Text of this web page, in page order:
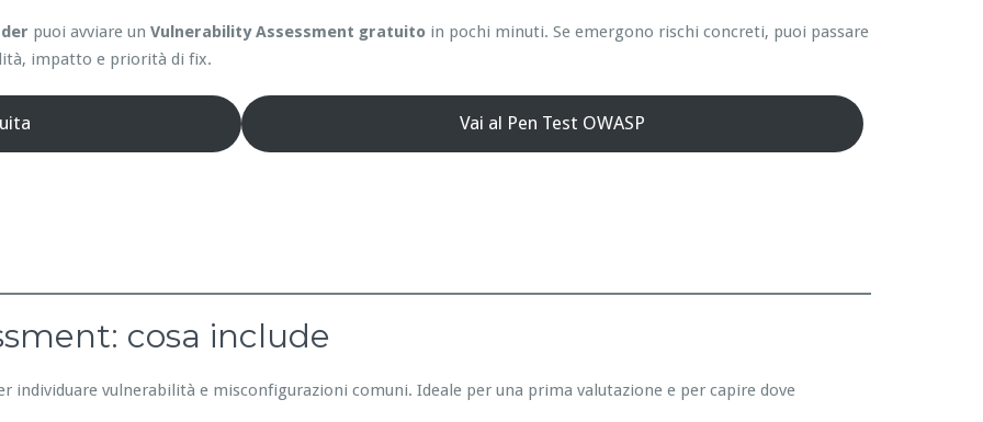
puoi avviare un Vulnerability Assessment gratuito in pochi minuti. Se emergono rischi concreti, puoi passare
impatto e priorità di fix.
Vai al Pen Test OWASP
cosa include
individuare vulnerabilità e misconfigurazioni comuni. Ideale per una prima valutazione e per capire dove